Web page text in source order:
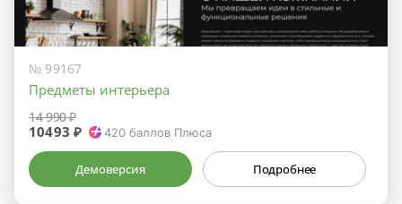
№ 99167
Предметы интерьера
14 990 ₽
10493 ₽ 420 баллов Плюса
Демоверсия Подробнее